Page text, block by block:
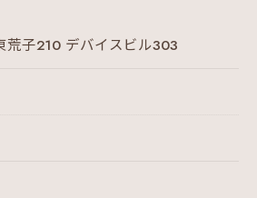
荒子210 デバイスビル303